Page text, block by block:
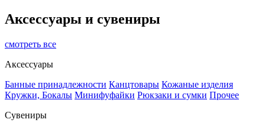
Аксессуары и сувениры
смотреть все
Аксессуары
Банные принадлежности Канцтовары Кожаные изделия
Кружки, Бокалы Минифуфайки Рюкзаки и сумки Прочее
Сувениры